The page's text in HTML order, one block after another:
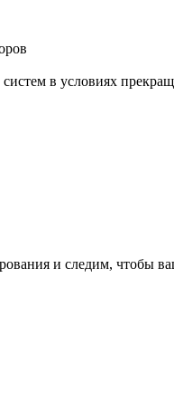
в условиях
и следим, чтобы